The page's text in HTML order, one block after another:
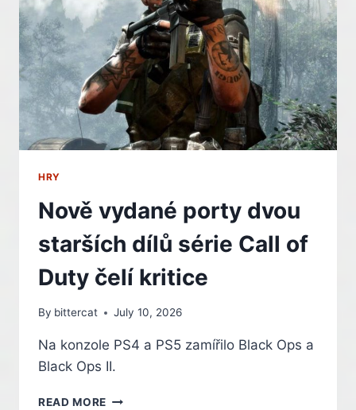
KORUN.
JEDNÉ
SE
SKVĚLE
RELAXUJE
HRY
Nově vydané porty dvou
starších dílů série Call of
Duty čelí kritice
By bittercat July 10, 2026
Na konzole PS4 a PS5 zamířilo Black Ops a
Black Ops II.
READ MORE NOVĚ